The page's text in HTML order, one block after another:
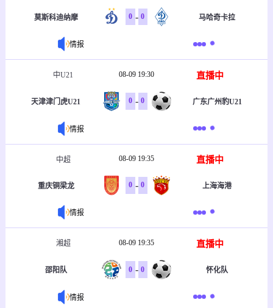
莫斯科迪纳摩 0 - 0 马哈奇卡拉
情报
中U21 08-09 19:30 直播中
天津津门虎U21 0 - 0 广东广州豹U21
情报
中超 08-09 19:35 直播中
重庆铜梁龙 0 - 0 上海海港
情报
湘超 08-09 19:35 直播中
邵阳队 0 - 0 怀化队
情报